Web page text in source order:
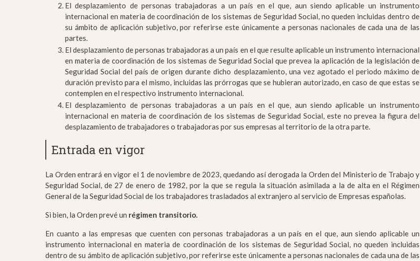
El desplazamiento de personas trabajadoras a un país en el que, aun siendo aplicable un instrumento
internacional en materia de coordinación de los sistemas de Seguridad Social, no queden incluidas dentro de
su ámbito de aplicación subjetivo, por referirse este únicamente a personas nacionales de cada una de las
partes.
El desplazamiento de personas trabajadoras a un país en el que resulte aplicable un instrumento internacional
en materia de coordinación de los sistemas de Seguridad Social que prevea la aplicación de la legislación de
Seguridad Social del país de origen durante dicho desplazamiento, una vez agotado el periodo máximo de
duración previsto para el mismo, incluidas las prórrogas que se hubieran autorizado, en caso de que estas se
contemplen en el respectivo instrumento internacional.
El desplazamiento de personas trabajadoras a un país en el que, aun siendo aplicable un instrumento
internacional en materia de coordinación de los sistemas de Seguridad Social, este no prevea la figura del
desplazamiento de trabajadores o trabajadoras por sus empresas al territorio de la otra parte.
Entrada en vigor
La Orden entrará en vigor el 1 de noviembre de 2023, quedando así derogada la Orden del Ministerio de Trabajo y
Seguridad Social, de 27 de enero de 1982, por la que se regula la situación asimilada a la de alta en el Régimen
General de la Seguridad Social de los trabajadores trasladados al extranjero al servicio de Empresas españolas.
Si bien, la Orden prevé un régimen transitorio.
En cuanto a las empresas que cuenten con personas trabajadoras a un país en el que, aun siendo aplicable un
instrumento internacional en materia de coordinación de los sistemas de Seguridad Social, no queden incluidas
dentro de su ámbito de aplicación subjetivo, por referirse este únicamente a personas nacionales de cada una de las